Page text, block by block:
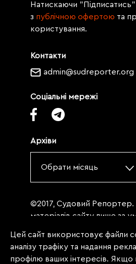
Контакти
admin@sudreporter.org
Соціальні мережі
Архіви
Обрати місяць
Натискаючи
з публічною офертою та
користування.
©2017, Судовий Репортер.
матеріалів сайту лише за
«Судовий репортер» не
абзацу. Матеріали, щодо
Цей сайт використовує файли
аналізу трафіку та надання
профілю ваших інтересів. Якщо